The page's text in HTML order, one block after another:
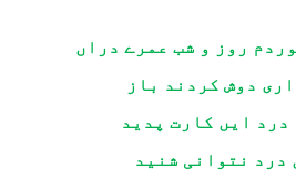
روز و شب عمرے دراں
دوش کردند باز
درد ایں کارت پدید
درد نتوانی شنید